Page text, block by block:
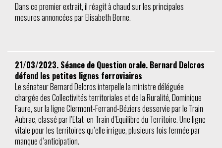
Dans ce premier extrait, il réagit à chaud sur les principales
mesures annoncées par Elisabeth Borne.
21/03/2023. Séance de Question orale. Bernard Delcros
défend les petites lignes ferroviaires
Le sénateur Bernard Delcros interpelle la ministre déléguée
chargée des Collectivités territoriales et de la Ruralité, Dominique
Faure, sur la ligne Clermont-Ferrand-Béziers desservie par le Train
Aubrac, classé par l’Etat en Train d’Equilibre du Territoire. Une ligne
vitale pour les territoires qu’elle irrigue, plusieurs fois fermée par
manque d’anticipation.